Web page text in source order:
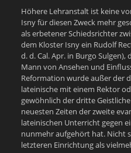
Höhere Lehranstalt ist keine
Isny für diesen Zweck mehr
als erbetener Schiedsrichter
dem Kloster Isny ein Rudolf
d. d. Cal. Apr. in Burgo
Mann von Ansehen und
Reformation wurde außer der
lateinische mit einem Rektor
gewöhnlich der dritte
neuesten Zeiten der zweite
lateinischen Unterricht gegen
nunmehr aufgehört hat. Nicht
letzteren Einrichtung als